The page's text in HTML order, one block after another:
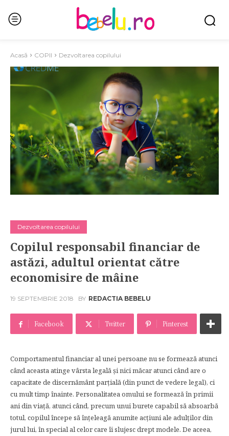
Acasă COPII Dezvoltarea copilului
Dezvoltarea copilului
Copilul responsabil financiar de
astăzi, adultul orientat către
economisire de mâine
19 SEPTEMBRIE 2018 BY REDACTIA BEBELU
Facebook Twitter Pinterest
Comportamentul financiar al unei persoane nu se formează atunci
când aceasta atinge vârsta legală și nici măcar atunci când are o
capacitate de discernământ parțială (din punct de vedere legal), ci
cu mult timp înainte. Personalitatea omului se formează în primii
ani din viață, atunci când, precum unui burete capabil să absoarbă
totul, copilul începe să înțeleagă anumite acțiuni ale adulților din
jurul lui, în special al celor care îi slujesc drept modele. De aceea,